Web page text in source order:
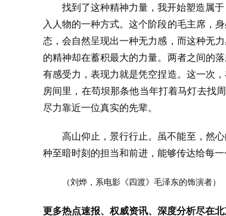
找到了这种精神力量，我开始塑造属
入人物的一种方式。这个阶段的毛主席，
态，会自然呈现出一种无力感，而这种无
的精神却在蓄积最大的力量。两者之间的
有感受力，表现力就是凭空捏造。这一次
房间里，在苟坝那条他当年打着马灯去找
尽力靠近一位真实的先辈。
高山仰止，景行行止。虽不能至，然
种至暗时刻的担当和前进，能够传达给每一
（刘烨，系电影《四渡》毛泽东的饰演者）
更多热点速报、权威资讯、深度分析尽在